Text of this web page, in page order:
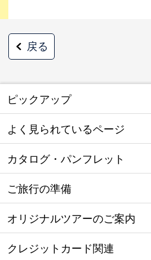
戻る
ピックアップ
よく見られているページ
カタログ・パンフレット
ご旅行の準備
オリジナルツアーのご案内
クレジットカード関連